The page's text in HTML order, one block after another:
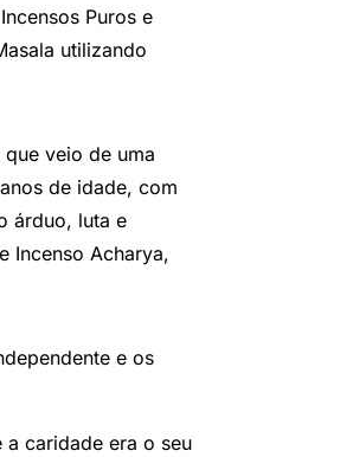
Puros e
utilizando
veio de uma
de idade, com
árduo, luta e
Incenso Acharya,
e os
caridade era o seu